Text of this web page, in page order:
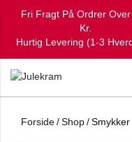
Fri Fragt På Ordrer
Kr.
Hurtig Levering (1-3
Forside/Shop/Smykker